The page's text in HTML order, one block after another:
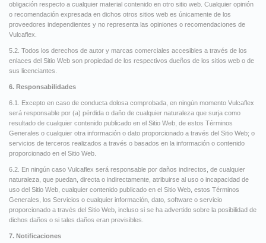
obligación respecto a cualquier material contenido en otro sitio web. Cualquier opinión
o recomendación expresada en dichos otros sitios web es únicamente de los
proveedores independientes y no representa las opiniones o recomendaciones de
Vulcaflex.
5.2. Todos los derechos de autor y marcas comerciales accesibles a través de los
enlaces del Sitio Web son propiedad de los respectivos dueños de los sitios web o de
sus licenciantes.
6. Responsabilidades
6.1. Excepto en caso de conducta dolosa comprobada, en ningún momento Vulcaflex
será responsable por (a) pérdida o daño de cualquier naturaleza que surja como
resultado de cualquier contenido publicado en el Sitio Web, de estos Términos
Generales o cualquier otra información o dato proporcionado a través del Sitio Web; o
servicios de terceros realizados a través o basados en la información o contenido
proporcionado en el Sitio Web.
6.2. En ningún caso Vulcaflex será responsable por daños indirectos, de cualquier
naturaleza, que puedan, directa o indirectamente, atribuirse al uso o incapacidad de
uso del Sitio Web, cualquier contenido publicado en el Sitio Web, estos Términos
Generales, los Servicios o cualquier información, dato, software o servicio
proporcionado a través del Sitio Web, incluso si se ha advertido sobre la posibilidad de
dichos daños o si tales daños eran previsibles.
7. Notificaciones